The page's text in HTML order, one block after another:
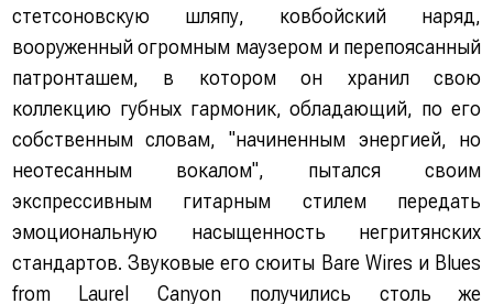
стетсоновскую шляпу, ковбойский наряд,
вооруженный огромным маузером и перепоясанный
патронташем, в котором он хранил свою
коллекцию губных гармоник, обладающий, по его
собственным словам, "начиненным энергией, но
неотесанным вокалом", пытался своим
экспрессивным гитарным стилем передать
эмоциональную насыщенность негритянских
стандартов. Звуковые его сюиты Bare Wires и Blues
from Laurel Canyon получились столь же